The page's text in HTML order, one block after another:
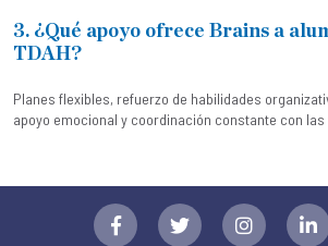
3. ¿Qué apoyo ofrece Brains a
TDAH?
Planes flexibles, refuerzo de habilidades
apoyo emocional y coordinación constante con